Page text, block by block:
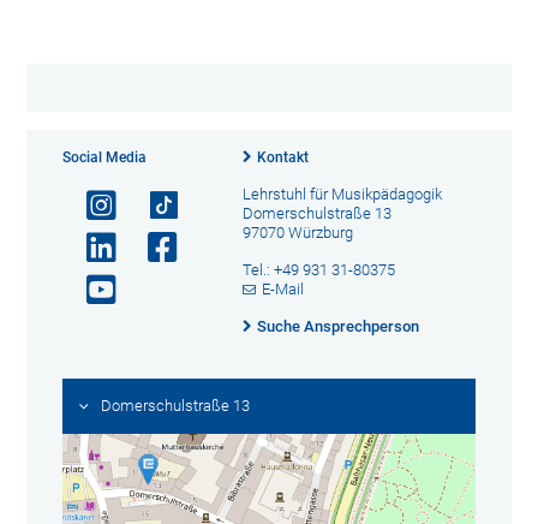
Social Media Kontakt
Lehrstuhl für Musikpädagogik
Domerschulstraße 13
97070 Würzburg
Tel.: +49 931 31-80375
E-Mail
Suche Ansprechperson
Domerschulstraße 13